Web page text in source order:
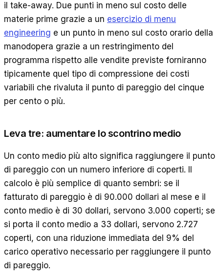
il take-away. Due punti in meno sul costo delle
materie prime grazie a un esercizio di menu
engineering e un punto in meno sul costo orario della
manodopera grazie a un restringimento del
programma rispetto alle vendite previste forniranno
tipicamente quel tipo di compressione dei costi
variabili che rivaluta il punto di pareggio del cinque
per cento o più.
Leva tre: aumentare lo scontrino medio
Un conto medio più alto significa raggiungere il punto
di pareggio con un numero inferiore di coperti. Il
calcolo è più semplice di quanto sembri: se il
fatturato di pareggio è di 90.000 dollari al mese e il
conto medio è di 30 dollari, servono 3.000 coperti; se
si porta il conto medio a 33 dollari, servono 2.727
coperti, con una riduzione immediata del 9% del
carico operativo necessario per raggiungere il punto
di pareggio.